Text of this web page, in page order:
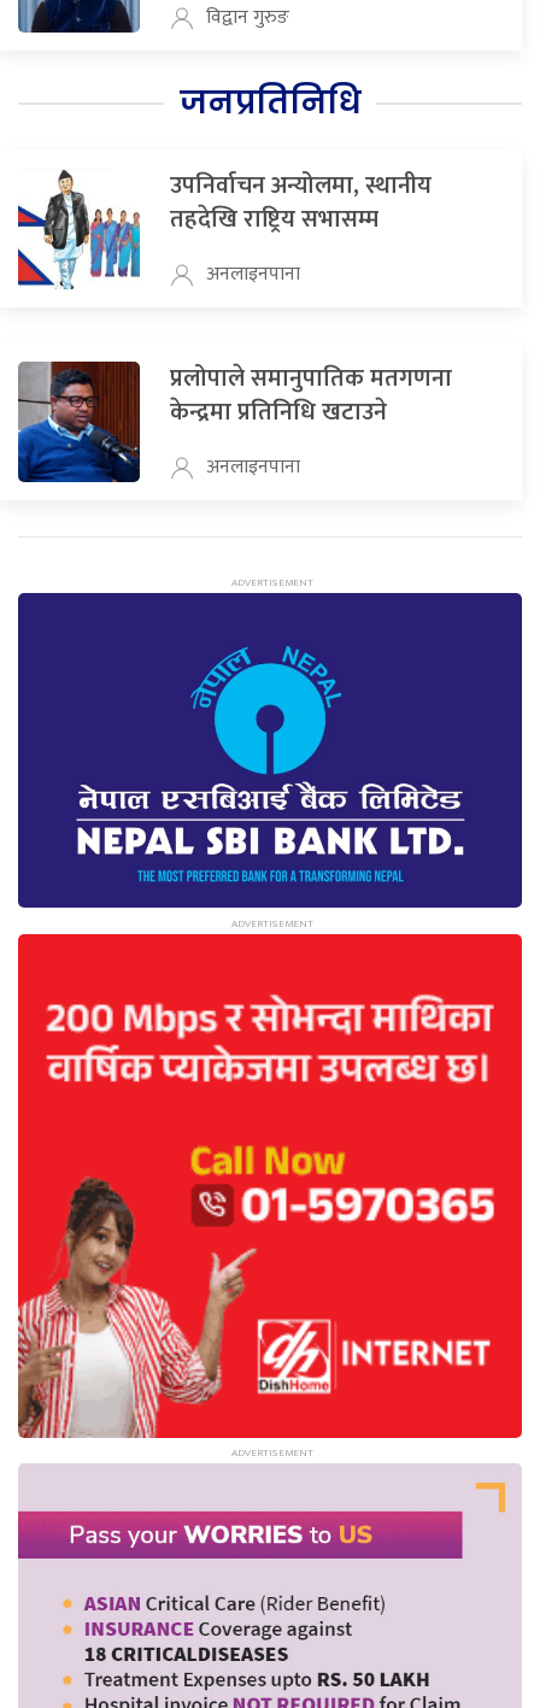
विद्वान गुरुङ
जनप्रतिनिधि
उपनिर्वाचन अन्योलमा, स्थानीय
तहदेखि राष्ट्रिय सभासम्म
अनलाइनपाना
प्रलोपाले समानुपातिक मतगणना
केन्द्रमा प्रतिनिधि खटाउने
अनलाइनपाना